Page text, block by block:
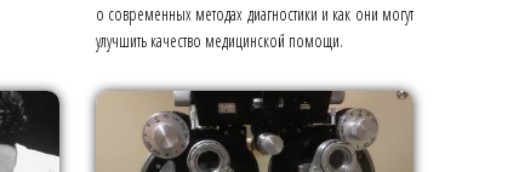
о современных методах диагностики и как они могут
улучшить качество медицинской помощи.